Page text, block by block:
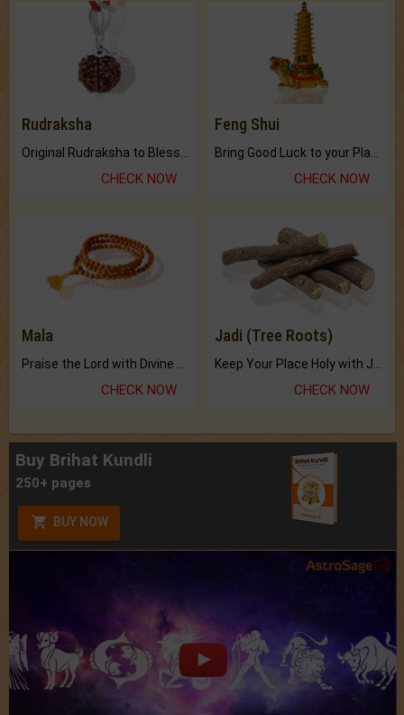
Rudraksha
CHECK NOW
Feng Shui
CHECK NOW
Mala
Praise the Lord with Divine Energies of Mala.
CHECK NOW
Jadi (Tree Roots)
Keep Your Place Holy with Jadi.
CHECK NOW
Buy Brihat Kundli
250+ pages
BUY NOW